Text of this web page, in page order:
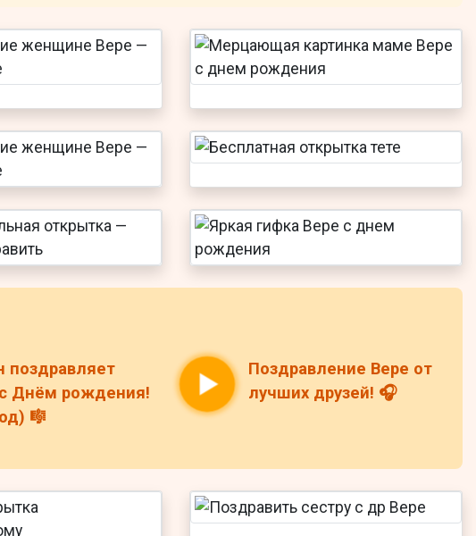
поздравляет
Днём рождения!
🎼
Поздравление Вере от
лучших друзей! 🎧